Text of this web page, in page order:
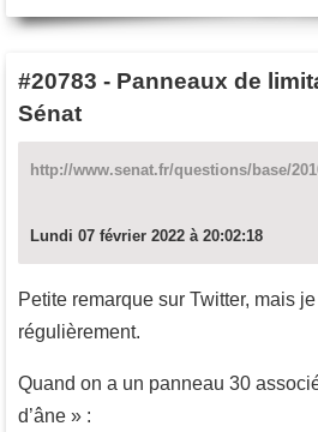
#20783 - Panneaux de
Sénat
http://www.senat.fr/questions/base/
Lundi 07 février 2022 à 20:02:18
Petite remarque sur Twitter, mais
régulièrement.
Quand on a un panneau 30
d’âne » :